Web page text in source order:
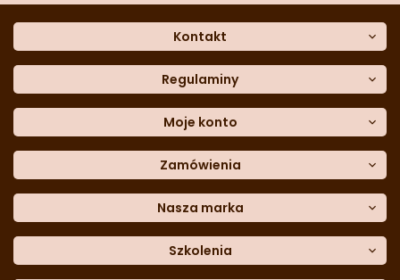
Kontakt
Dane kontaktowe
Często zadawane pytania
Sklep stacjonarny
Formularz kontaktowy
Blog
telefon:601 767 272
Regulaminy
Polityka prywatności
Polityka cookies
Polityka reklamacji
Polityka zwrotów
Dostępność cyfrowa
Moje konto
Moje dane
Historia zamówień
Lista ulubionych
Moje rabaty
Zamówienia
Metody płatności
Dane do przelewu
Formularzreklamacji
Formularzzwrotu
Nasza marka
Trio Gelato
CDN
Szkolenia